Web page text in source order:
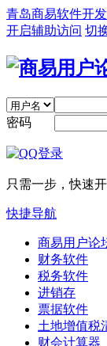
青岛商易软件开
开启辅助访问 切
密码
只需一步，快速
快捷导航
商易用户论
财务软件
税务软件
进销存
票据软件
土地增值税
财会计算器